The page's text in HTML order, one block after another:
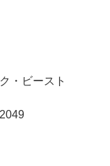
・ビースト